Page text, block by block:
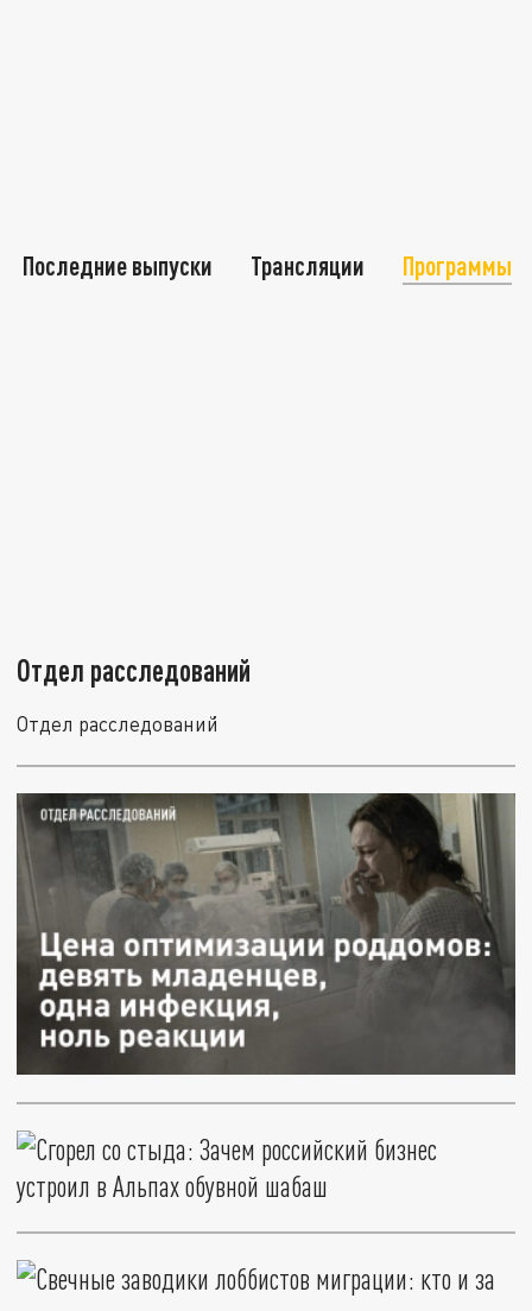
Последние выпуски Трансляции Программы
Отдел расследований
Отдел расследований